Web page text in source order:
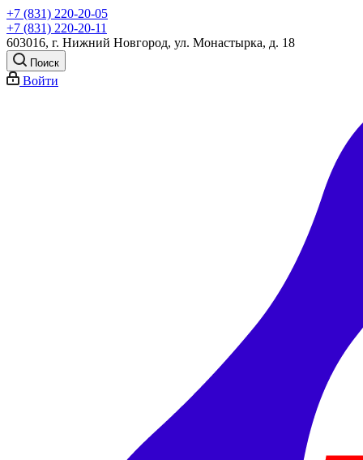
+7 (831) 220-20-05
+7 (831) 220-20-11
603016, г. Нижний Новгород, ул. Монастырка, д. 18
Поиск
Войти